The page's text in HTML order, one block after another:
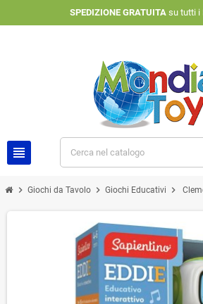
SPEDIZIONE GRATUITAsu tutti i
view_headline
chevron_right Giochi da Tavolo chevron_right Giochi Educativi chevron_right